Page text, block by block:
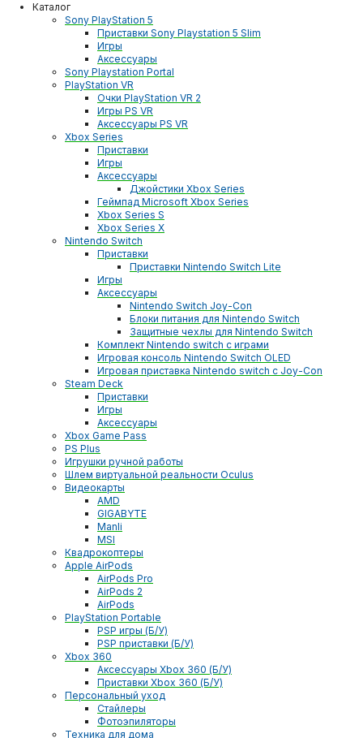
Каталог
Sony PlayStation 5
Приставки Sony Playstation 5 Slim
Игры
Аксессуары
Sony Playstation Portal
PlayStation VR
Очки PlayStation VR 2
Игры PS VR
Аксессуары PS VR
Xbox Series
Приставки
Игры
Аксессуары
Джойстики Xbox Series
Геймпад Microsoft Xbox Series
Xbox Series S
Xbox Series X
Nintendo Switch
Приставки
Приставки Nintendo Switch Lite
Игры
Аксессуары
Nintendo Switch Joy-Con
Блоки питания для Nintendo Switch
Защитные чехлы для Nintendo Switch
Комплект Nintendo switch с играми
Игровая консоль Nintendo Switch OLED
Игровая приставка Nintendo switch с Joy-Con
Steam Deck
Приставки
Игры
Аксессуары
Xbox Game Pass
PS Plus
Игрушки ручной работы
Шлем виртуальной реальности Oculus
Видеокарты
AMD
GIGABYTE
Manli
MSI
Квадрокоптеры
Apple AirPods
AirPods Pro
AirPods 2
AirPods
PlayStation Portable
PSP игры (Б/У)
PSP приставки (Б/У)
Xbox 360
Аксессуары Xbox 360 (Б/У)
Приставки Xbox 360 (Б/У)
Персональный уход
Стайлеры
Фотоэпиляторы
Техника для дома